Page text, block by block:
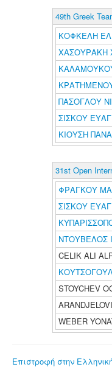
49th Greek
ΚΟΦΚΕΛΗ
ΧΑΣΟΥΡΑΚΗ
ΠΑΣΟΓΛΟΥ
ΣΙΣΚΟΥ
ΚΙΟΥΣΗ
31st Open
ΦΡΑΓΚΟΥ
ΣΙΣΚΟΥ
ΝΤΟΥΒΕΛΟΣ
CELIK ALI
STOYCHEV
WEBER
Επιστροφή στην